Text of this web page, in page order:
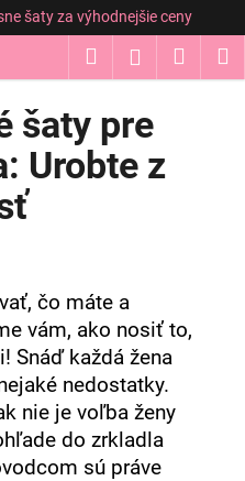
šaty za výhodnejšie ceny
Hľadať
šaty pre
Urobte z
čo máte a
vám, ako nosiť to,
Snáď každá žena
nedostatky.
nie je voľba ženy
do zrkladla
sú práve